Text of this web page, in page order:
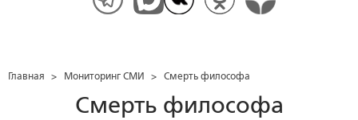
Главная > Мониторинг СМИ > Смерть философа
Смерть философа